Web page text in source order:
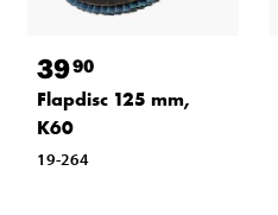
3990
Flapdisc 125 mm,
K60
19-264